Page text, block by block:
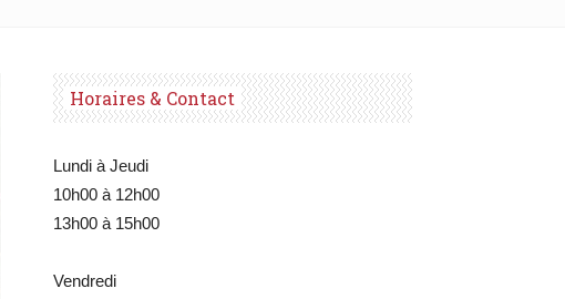
Horaires & Contact
Lundi à Jeudi
10h00 à 12h00
13h00 à 15h00
Vendredi